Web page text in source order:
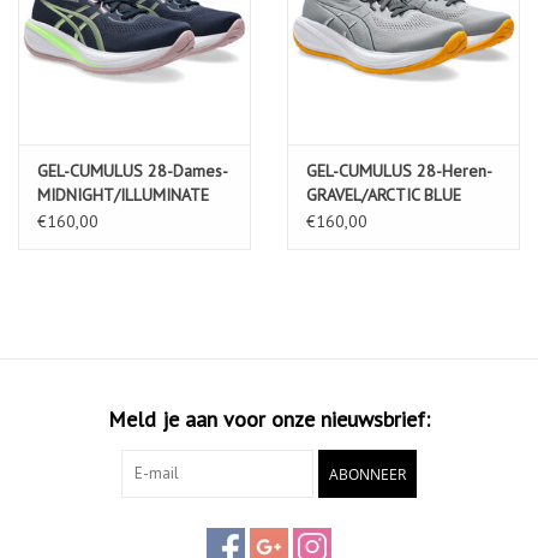
GEL-CUMULUS 28-Dames-
MIDNIGHT/ILLUMINATE
GREEN
€160,00
GEL-CUMULUS 28-Heren-
GRAVEL/ARCTIC BLUE
€160,00
Meld je aan voor onze nieuwsbrief:
ABONNEER